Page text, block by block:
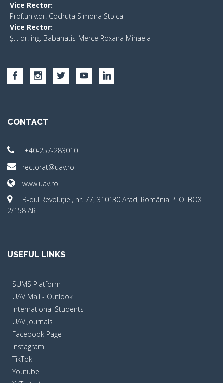
Vice Rector:
Prof.univ.dr. Codruța Simona Stoica
Vice Rector:
Ș.I. dr. ing. Babanatis-Merce Roxana Mihaela
CONTACT
+40-257-283010
rectorat@uav.ro
www.uav.ro
B-dul Revoluţiei, nr. 77, 310130 Arad, România P. O. BOX
2/158 AR
USEFUL LINKS
SUMS Platform
UAV Mail - Outlook
International Students
UAV Journals
Facebook Page
Instagram
TikTok
Youtube